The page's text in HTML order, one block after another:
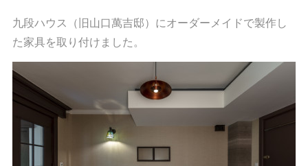
九段ハウス（旧山口萬吉邸）にオーダーメイドで製作し
た家具を取り付けました。